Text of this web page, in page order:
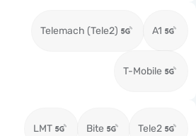
Telemach (Tele2) A1
T-Mobile
LMT Bite Tele2